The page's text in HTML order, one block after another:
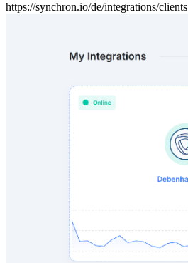
https://synchron.io/de/integrations/clients